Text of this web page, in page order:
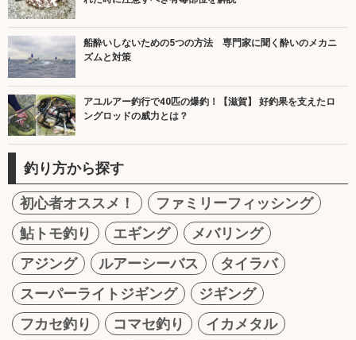
船酔いしないための5つの方法 専門家に聞く酔いのメカニ
ズムと対策
アユルアー釣行で40匹の爆釣！【滋賀】 好釣果を支えたロ
ングロッドの威力とは？
釣り方から探す
初心者オススメ！
ファミリーフィッシング
鮎トモ釣り
エギング
メバリング
アジング
ルアーシーバス
タイラバ
スーパーライトジギング
ジギング
フカセ釣り
コマセ釣り
イカメタル